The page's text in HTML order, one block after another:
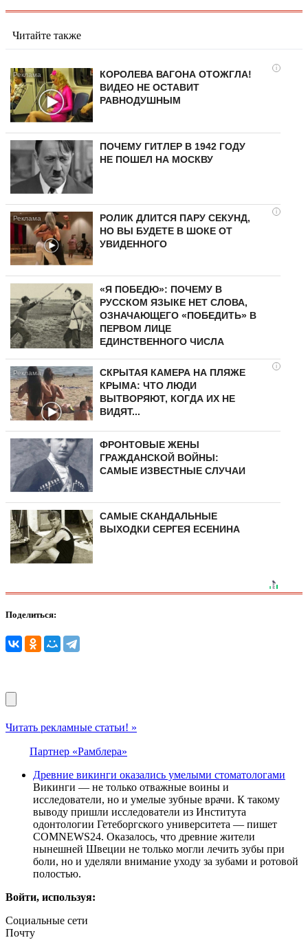
Читайте также
i
КОРОЛЕВА ВАГОНА ОТОЖГЛА!
ВИДЕО НЕ ОСТАВИТ
РАВНОДУШНЫМ
ПОЧЕМУ ГИТЛЕР В 1942 ГОДУ
НЕ ПОШЕЛ НА МОСКВУ
i
РОЛИК ДЛИТСЯ ПАРУ СЕКУНД,
НО ВЫ БУДЕТЕ В ШОКЕ ОТ
УВИДЕННОГО
«Я ПОБЕДЮ»: ПОЧЕМУ В
РУССКОМ ЯЗЫКЕ НЕТ СЛОВА,
ОЗНАЧАЮЩЕГО «ПОБЕДИТЬ» В
ПЕРВОМ ЛИЦЕ
ЕДИНСТВЕННОГО ЧИСЛА
i
СКРЫТАЯ КАМЕРА НА ПЛЯЖЕ
КРЫМА: ЧТО ЛЮДИ
ВЫТВОРЯЮТ, КОГДА ИХ НЕ
ВИДЯТ...
ФРОНТОВЫЕ ЖЕНЫ
ГРАЖДАНСКОЙ ВОЙНЫ:
САМЫЕ ИЗВЕСТНЫЕ СЛУЧАИ
САМЫЕ СКАНДАЛЬНЫЕ
ВЫХОДКИ СЕРГЕЯ ЕСЕНИНА
Поделиться:
Читать рекламные статьи! »
Партнер «Рамблера»
Древние викинги оказались умелыми стоматологами
Викинги — не только отважные воины и
исследователи, но и умелые зубные врачи. К такому
выводу пришли исследователи из Института
одонтологии Гетеборгского университета — пишет
COMNEWS24. Оказалось, что древние жители
нынешней Швеции не только могли лечить зубы при
боли, но и уделяли внимание уходу за зубами и ротовой
полостью.
Войти, используя:
Социальные сети
Почту